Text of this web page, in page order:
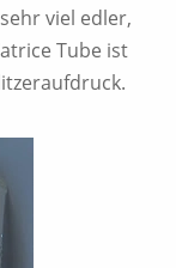
viel edler,
Tube ist